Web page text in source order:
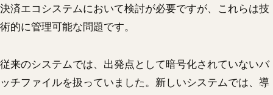
決済エコシステムにおいて検討が必要ですが、これらは技
術的に管理可能な問題です。
従来のシステムでは、出発点として暗号化されていないバ
ッチファイルを扱っていました。新しいシステムでは、導